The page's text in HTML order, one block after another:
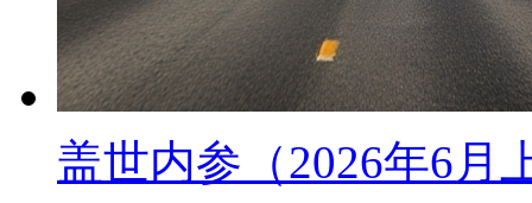
盖世内参（2026年6月